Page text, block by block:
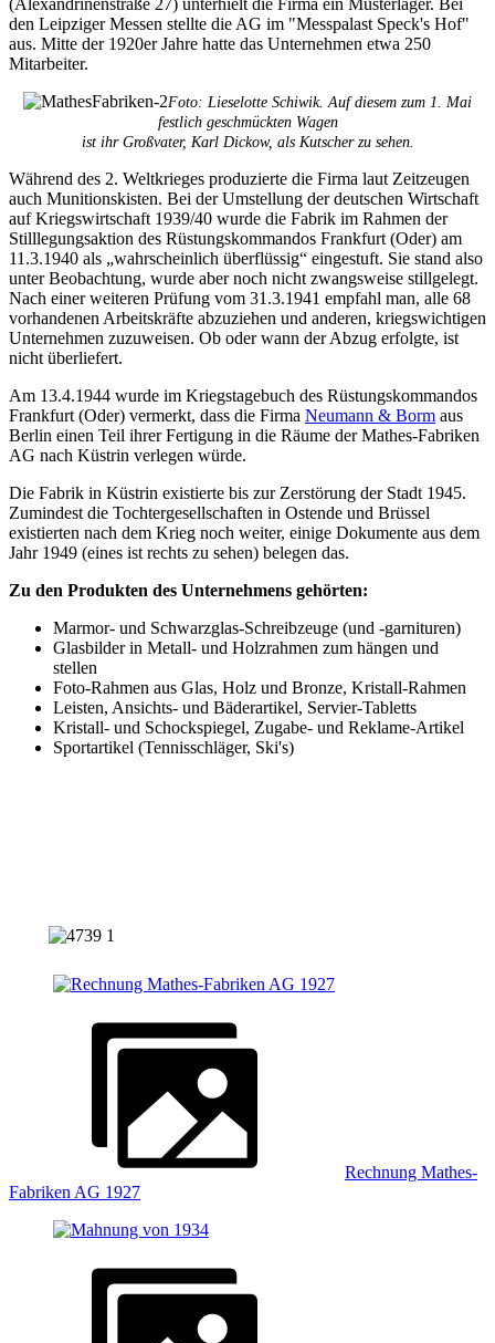
den Leipziger Messen stellte die AG im "Messpalast Speck's Hof"
aus. Mitte der 1920er Jahre hatte das Unternehmen etwa 250
Mitarbeiter.
Foto: Lieselotte Schiwik. Auf diesem zum 1. Mai
festlich geschmückten Wagen
ist ihr Großvater, Karl Dickow, als Kutscher zu sehen.
Während des 2. Weltkrieges produzierte die Firma laut Zeitzeugen
auch Munitionskisten. Bei der Umstellung der deutschen Wirtschaft
auf Kriegswirtschaft 1939/40 wurde die Fabrik im Rahmen der
Stilllegungsaktion des Rüstungskommandos Frankfurt (Oder) am
11.3.1940 als „wahrscheinlich überflüssig“ eingestuft. Sie stand also
unter Beobachtung, wurde aber noch nicht zwangsweise stillgelegt.
Nach einer weiteren Prüfung vom 31.3.1941 empfahl man, alle 68
vorhandenen Arbeitskräfte abzuziehen und anderen, kriegswichtigen
Unternehmen zuzuweisen. Ob oder wann der Abzug erfolgte, ist
nicht überliefert.
Am 13.4.1944 wurde im Kriegstagebuch des Rüstungskommandos
Frankfurt (Oder) vermerkt, dass die Firma Neumann & Borm aus
Berlin einen Teil ihrer Fertigung in die Räume der Mathes-Fabriken
AG nach Küstrin verlegen würde.
Die Fabrik in Küstrin existierte bis zur Zerstörung der Stadt 1945.
Zumindest die Tochter­gesellschaften in Ostende und Brüssel
existierten nach dem Krieg noch weiter, einige Dokumente aus dem
Jahr 1949 (eines ist rechts zu sehen) belegen das.
Zu den Produkten des Unternehmens gehörten:
Marmor- und Schwarzglas-Schreibzeuge (und -garnituren)
Glasbilder in Metall- und Holzrahmen zum hängen und
stellen
Foto-Rahmen aus Glas, Holz und Bronze, Kristall-Rahmen
Leisten, Ansichts- und Bäderartikel, Servier-Tabletts
Kristall- und Schockspiegel, Zugabe- und Reklame-Artikel
Sportartikel (Tennisschläger, Ski's)
Rechnung Mathes-
Fabriken AG 1927